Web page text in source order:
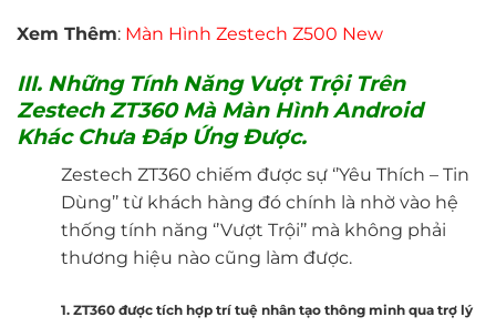
Xem Thêm: Màn Hình Zestech Z500 New
III. Những Tính Năng Vượt Trội Trên
Zestech ZT360 Mà Màn Hình Android
Khác Chưa Đáp Ứng Được.
Zestech ZT360 chiếm được sự ‘’Yêu Thích – Tin
Dùng’’ từ khách hàng đó chính là nhờ vào hệ
thống tính năng ‘’Vượt Trội’’ mà không phải
thương hiệu nào cũng làm được.
1. ZT360 được tích hợp trí tuệ nhân tạo thông minh qua trợ lý